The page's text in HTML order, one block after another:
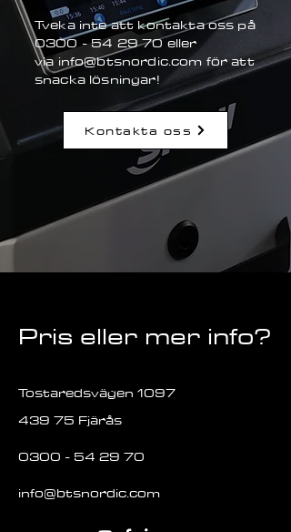
Tveka inte att kontakta oss på
0300 - 54 29 70 eller
viainfo@btsnordic.com för att
snacka lösningar!
Kontakta oss
Pris eller mer info?
Tostaredsvägen 1097
439 75 Fjärås
0300 - 54 29 70
info@btsnordic.com